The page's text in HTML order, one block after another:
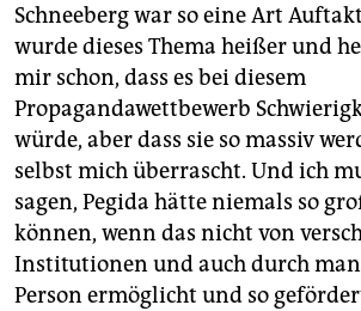
Schneeberg war so eine Art
wurde dieses Thema heißer und
mir schon, dass es bei diesem
Propagandawettbewerb
würde, aber dass sie so massiv
selbst mich überrascht. Und ich
sagen, Pegida hätte niemals so
können, wenn das nicht von
Institutionen und auch durch
Person ermöglicht und so